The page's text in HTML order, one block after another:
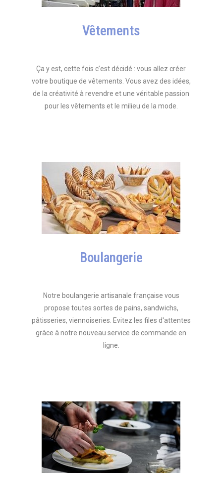
Vêtements
Ça y est, cette fois c’est décidé : vous allez créer
votre boutique de vêtements. Vous avez des idées,
de la créativité à revendre et une véritable passion
pour les vêtements et le milieu de la mode.
Boulangerie
Notre boulangerie artisanale française vous
propose toutes sortes de pains, sandwichs,
pâtisseries, viennoiseries. Evitez les files d'attentes
gràce à notre nouveau service de commande en
ligne.